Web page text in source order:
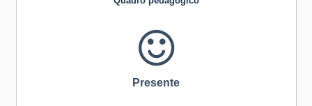
Presente